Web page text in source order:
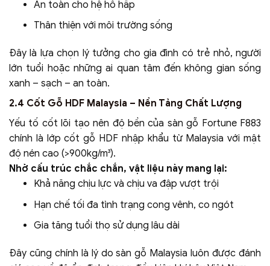
An toàn cho hệ hô hấp
Thân thiện với môi trường sống
Đây là lựa chọn lý tưởng cho gia đình có trẻ nhỏ, người
lớn tuổi hoặc những ai quan tâm đến không gian sống
xanh – sạch – an toàn.
2.4 Cốt Gỗ HDF Malaysia – Nền Tảng Chất Lượng
Yếu tố cốt lõi tạo nên độ bền của sàn gỗ Fortune F883
chính là lớp cốt gỗ HDF nhập khẩu từ Malaysia với mật
độ nén cao (>900kg/m³).
Nhờ cấu trúc chắc chắn, vật liệu này mang lại:
Khả năng chịu lực và chịu va đập vượt trội
Hạn chế tối đa tình trạng cong vênh, co ngót
Gia tăng tuổi thọ sử dụng lâu dài
Đây cũng chính là lý do sàn gỗ Malaysia luôn được đánh